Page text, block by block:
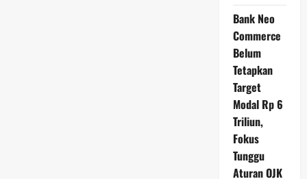
Bank Neo
Commerce
Belum
Tetapkan
Target
Modal Rp 6
Triliun,
Fokus
Tunggu
Aturan OJK